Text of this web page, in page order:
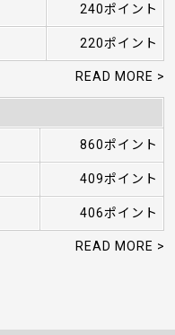
240ポイント
220ポイント
READ MORE >
860ポイント
409ポイント
406ポイント
READ MORE >